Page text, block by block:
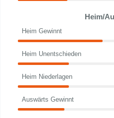
Heim/
Heim Gewinnt
Heim Unentschieden
Heim Niederlagen
Auswärts Gewinnt